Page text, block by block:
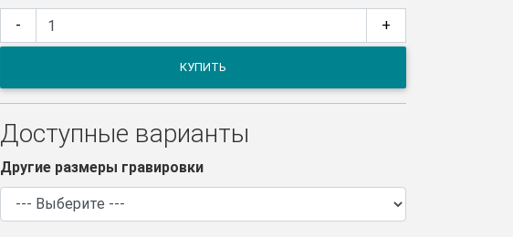
- +
КУПИТЬ
Доступные варианты
Другие размеры гравировки